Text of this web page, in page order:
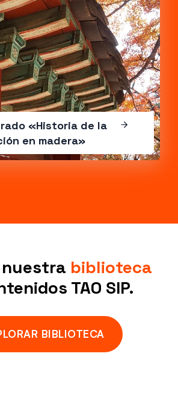
«Historia de la
en madera»
biblioteca
TAO SIP.
BIBLIOTECA